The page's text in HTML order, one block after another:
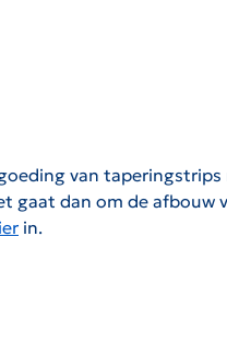
van taperingstrips
gaat dan om de afbouw
in.